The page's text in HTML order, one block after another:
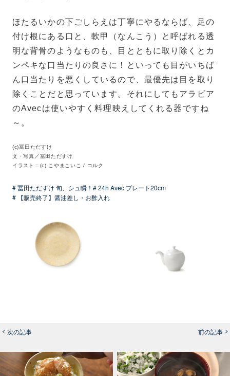
ほたるいかの下ごしらえは丁寧にやるならば、足の
付け根にある口と、軟甲（なんこう）と呼ばれる透
明な背骨のようなものも、目とともに取り除くとカ
ンペキな口当たりの良さに！といっても目がいちば
ん口当たりを悪くしているので、最優先は目を取り
除くことだと思っています。それにしてもアラビア
のAvecは使いやすく料理映えしてくれる器ですね
～。
(c)冨田ただすけ
文・写真／冨田ただすけ
イラスト：(c) こやまこいこ / コルク
# 冨田ただすけ 旬、シュ瞬！ # 24h Avec プレート20cm
# 【販売終了】醤油差し・お酢入れ
次の記事 前の記事